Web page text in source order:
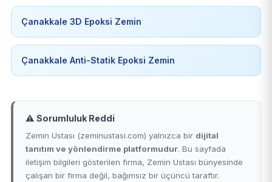
Çanakkale 3D Epoksi Zemin
Çanakkale Anti-Statik Epoksi Zemin
⚠️ Sorumluluk Reddi
Zemin Ustası (zeminustasi.com) yalnızca bir dijital
tanıtım ve yönlendirme platformudur. Bu sayfada
iletişim bilgileri gösterilen firma, Zemin Ustası bünyesinde
çalışan bir firma değil, bağımsız bir üçüncü taraftır.